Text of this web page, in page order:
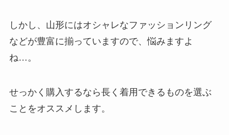
しかし、山形にはオシャレなファッションリング
などが豊富に揃っていますので、悩みますよ
ね…。
せっかく購入するなら長く着用できるものを選ぶ
ことをオススメします。